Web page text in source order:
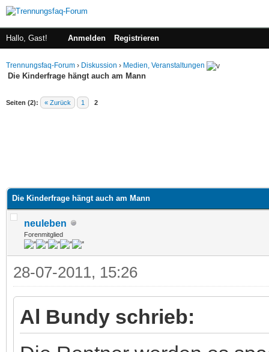
Hallo, Gast! Anmelden Registrieren
Trennungsfaq-Forum › Diskussion › Medien, Veranstaltungen
Die Kinderfrage hängt auch am Mann
Seiten (2): « Zurück 1 2
Die Kinderfrage hängt auch am Mann
neuleben
Forenmitglied
28-07-2011, 15:26
Al Bundy schrieb: